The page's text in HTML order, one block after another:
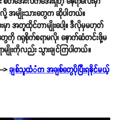
အမျိုးသားတွေက ဆိုပါတယ်။
မှာ အတူထိုင်တာမျိုးပေါ့။ ဒီလိုမှမဟုတ်
ကို ဂရုစိုက်စရာမလို၊ နောက်ဆံတင်းဖို့မ
ကိုလည်း သွားချင်ကြပါတယ်။
>ချစ်သူထံံက အချစ်တွေပိုပြီးရနိုင်မယ့်